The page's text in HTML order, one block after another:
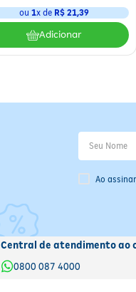
ou 1x de R$ 21,39
Adicionar
Ao
Central de atendimento ao
0800 087 4000